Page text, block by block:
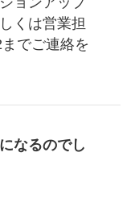
くは営業担
でご連絡を
なるのでし